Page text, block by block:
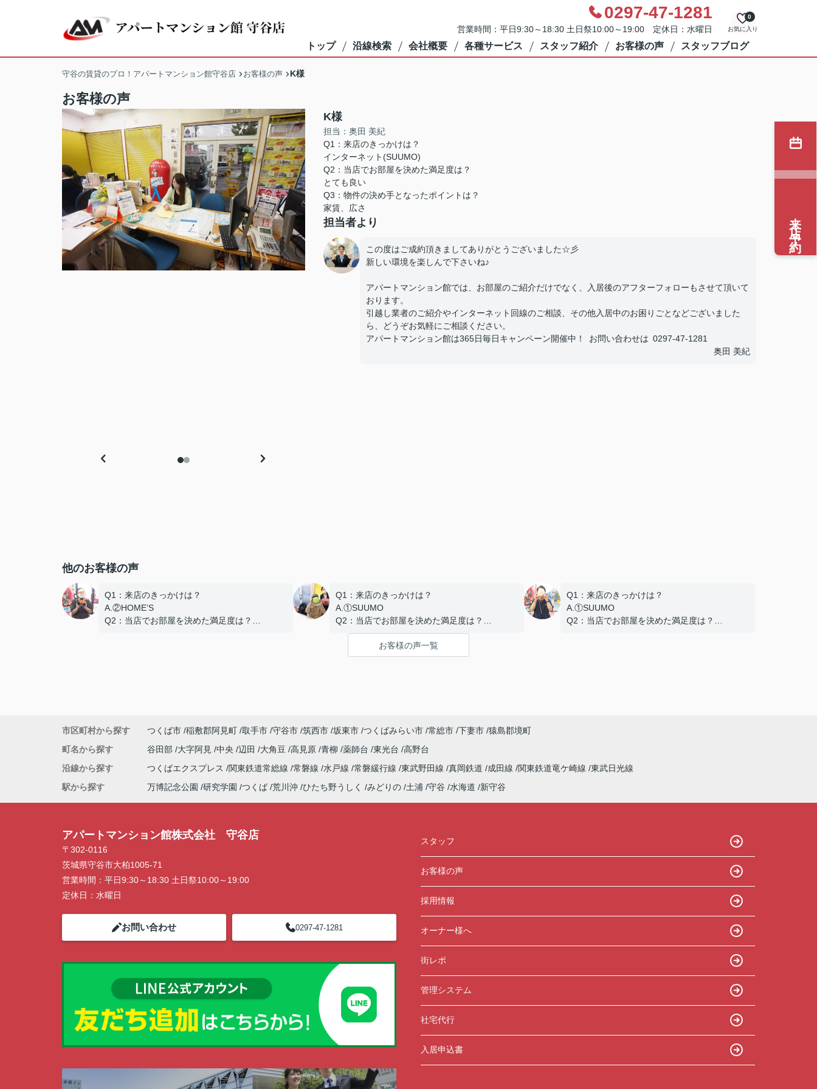
0297-47-1281
営業時間：平日9:30～18:30 土日祭10:00～19:00 定休日：水曜日 お気に入り
0
トップ 沿線検索 会社概要 各種サービス スタッフ紹介 お客様の声 スタッフブログ
守谷の賃貸のプロ！アパートマンション館守谷店 お客様の声 K様
お客様の声
K様
担当：奥田 美紀
Q1：来店のきっかけは？
インターネット(SUUMO)
Q2：当店でお部屋を決めた満足度は？
とても良い
Q3：物件の決め手となったポイントは？
家賃、広さ
担当者より
この度はご成約頂きましてありがとうございました☆彡
新しい環境を楽しんで下さいね♪
アパートマンション館では、お部屋のご紹介だけでなく、入居後のアフターフォローもさせて頂いて
おります。
引越し業者のご紹介やインターネット回線のご相談、その他入居中のお困りごとなどございました
ら、どうぞお気軽にご相談ください。
アパートマンション館は365日毎日キャンペーン開催中！ お問い合わせは 0297-47-1281
奥田 美紀
他のお客様の声
Q1：来店のきっかけは？
A.②HOME’S
Q2：当店でお部屋を決めた満足度は？
Q1：来店のきっかけは？
A.①SUUMO
Q2：当店でお部屋を決めた満足度は？
A.とても良い
Q3：物件の決め手となったポイントは？
D.築年数 G.その他（場所）
Q1：来店のきっかけは？
A.①SUUMO
Q2：当店でお部屋を決めた満足度は？
お客様の声一覧
来店予約
市区町村から探す つくば市 稲敷郡阿見町 取手市 守谷市 筑西市 坂東市 つくばみらい市 常総市 下妻市 猿島郡境町
町名から探す
谷田部 大字阿見 中央 辺田 大角豆 高見原 青柳 薬師台 東光台 高野台
沿線から探す
つくばエクスプレス 関東鉄道常総線 常磐線 水戸線 常磐緩行線 東武野田線 真岡鉄道 成田線 関東鉄道竜ケ崎線 東武日光線
駅から探す
万博記念公園 研究学園 つくば 荒川沖 ひたち野うしく みどりの 土浦 守谷 水海道 新守谷
アパートマンション館株式会社 守谷店
〒302-0116
茨城県守谷市大柏1005-71
営業時間： 平日9:30～18:30 土日祭10:00～19:00
定休日： 水曜日
お問い合わせ 0297-47-1281
スタッフ
お客様の声
採用情報
オーナー様へ
街レポ
管理システム
社宅代行
入居申込書